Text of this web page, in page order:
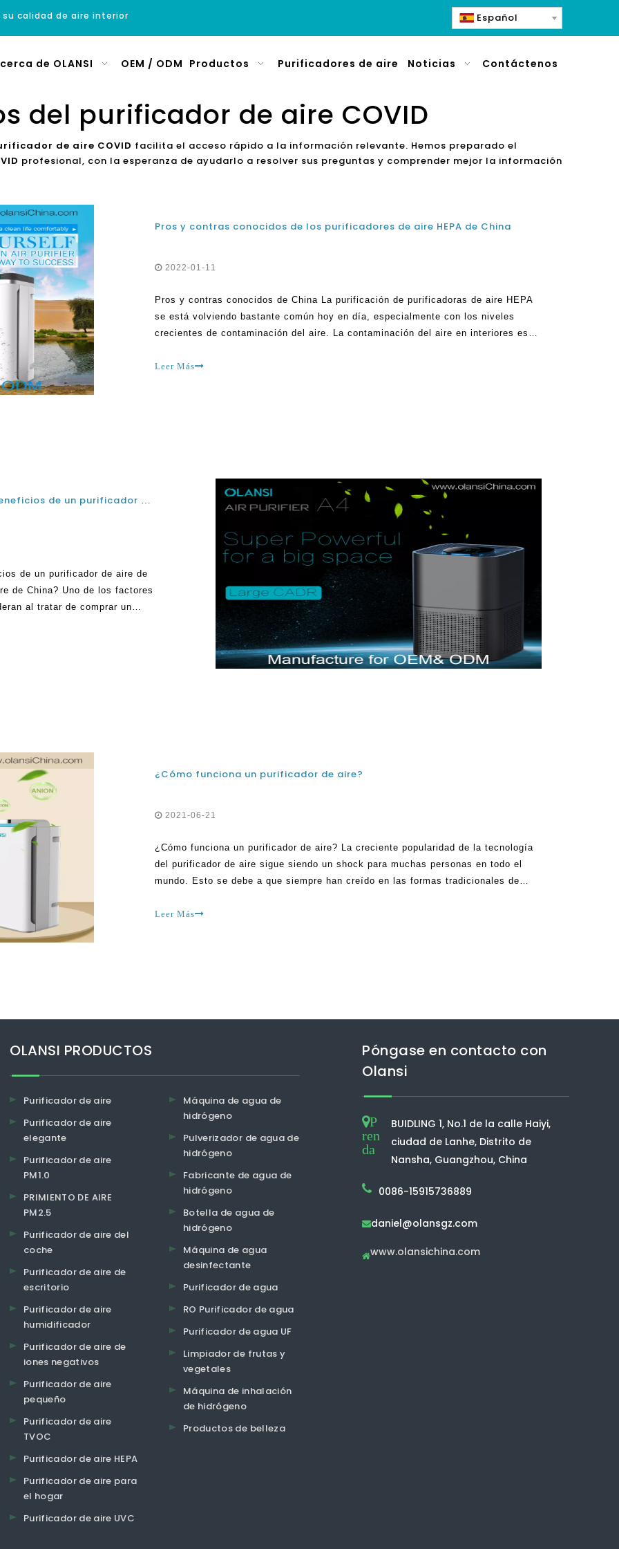
su calidad de aire interior Español
de OLANSI OEM / ODM Productos Purificadores de aire Noticias Contáctenos
del purificador de aire COVID
de aire COVID facilita el acceso rápido a la información relevante. Hemos preparado el
profesional, con la esperanza de ayudarlo a resolver sus preguntas y comprender mejor la información
Pros y contras conocidos de los purificadores de aire HEPA de China
2022-01-11
Pros y contras conocidos de China La purificación de purificadoras de aire HEPA
se está volviendo bastante común hoy en día, especialmente con los niveles
crecientes de contaminación del aire. La contaminación del aire en interiores es
contaminación se produce desde diferentes fuentes. Mientras que algunas áreas y
Leer Más
¿Cuáles son las mejores características y beneficios de un purificador de aire de los principales proveedores de purificadores de aire de China?
de un purificador de aire de
de China? Uno de los factores
al tratar de comprar un
la compra con ingenio
¿Cómo funciona un purificador de aire?
2021-06-21
¿Cómo funciona un purificador de aire? La creciente popularidad de la tecnología
del purificador de aire sigue siendo un shock para muchas personas en todo el
mundo. Esto se debe a que siempre han creído en las formas tradicionales de
purificador de aire de China continuará
Leer Más
OLANSI PRODUCTOS
Purificador de aire
Purificador de aire
elegante
Purificador de aire
PM1.0
PRIMIENTO DE AIRE
PM2.5
Purificador de aire del
coche
Purificador de aire de
escritorio
Purificador de aire
humidificador
Purificador de aire de
iones negativos
Purificador de aire
pequeño
Purificador de aire
TVOC
Purificador de aire HEPA
Purificador de aire para
el hogar
Purificador de aire UVC
Máquina de agua de
hidrógeno
Pulverizador de agua de
hidrógeno
Fabricante de agua de
hidrógeno
Botella de agua de
hidrógeno
Máquina de agua
desinfectante
Purificador de agua
RO Purificador de agua
Purificador de agua UF
Limpiador de frutas y
vegetales
Máquina de inhalación
de hidrógeno
Productos de belleza
Póngase en contacto con
Olansi
P
ren
da
BUIDLING 1, No.1 de la calle Haiyi,
ciudad de Lanhe, Distrito de
Nansha, Guangzhou, China
0086-15915736889
daniel@olansgz.com
www.olansichina.com